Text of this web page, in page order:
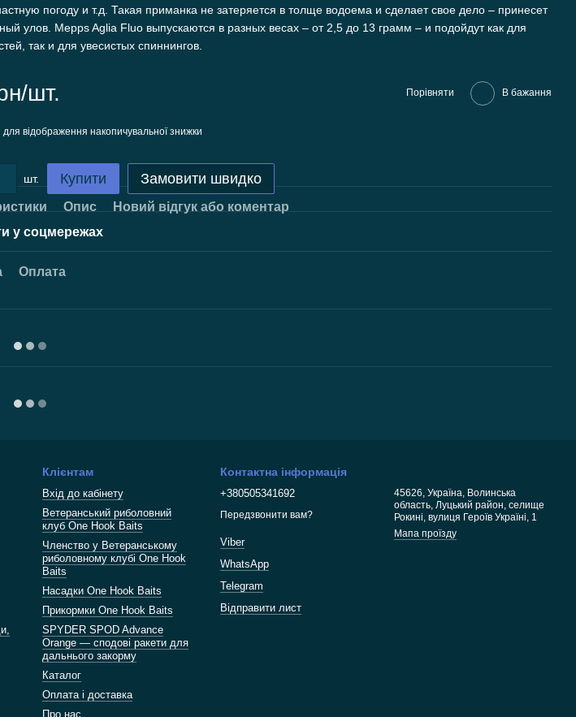
погоду и т.д. Такая приманка не затеряется в толще водоема и сделает свое дело – принесет
улов. Mepps Aglia Fluo выпускаются в разных весах – от 2,5 до 13 грамм – и подойдут как для
так и для увесистых спиннингов.
шт. Порівняти В бажання
для відображення накопичувальної знижки
шт. Купити Замовити швидко
Опис
Новий відгук або коментар
у соцмережах
Оплата
Клієнтам
Вхід до кабінету
Ветеранський риболовний
клуб One Hook Baits
Членство у Ветеранському
риболовному клубі One Hook
Baits
Насадки One Hook Baits
Прикормки One Hook Baits
SPYDER SPOD Advance
Orange — сподові ракети для
дальнього закорму
Каталог
Оплата і доставка
Про нас
Контактна інформація
+380505341692
Передзвонити вам?
Viber
WhatsApp
Telegram
Відправити лист
45626, Україна, Волинська
область, Луцький район, селище
Рокині, вулиця Героїв Україні, 1
Мапа проїзду